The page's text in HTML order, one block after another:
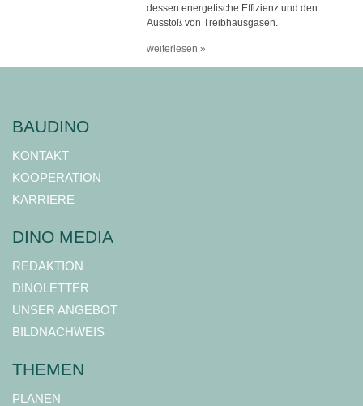
dessen energetische Effizienz und den
Ausstoß von Treibhausgasen.
weiterlesen »
BAUDINO
KONTAKT
KOOPERATION
KARRIERE
DINO MEDIA
REDAKTION
DINOLETTER
UNSER ANGEBOT
BILDNACHWEIS
THEMEN
PLANEN